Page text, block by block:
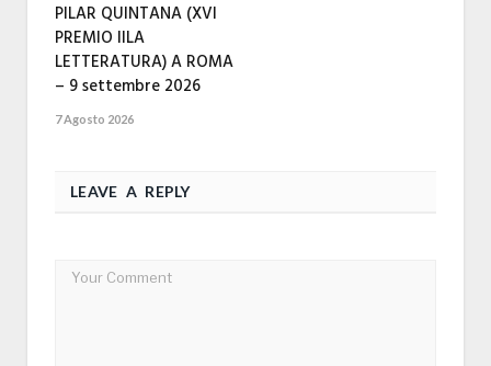
PILAR QUINTANA (XVI
PREMIO IILA
LETTERATURA) A ROMA
– 9 settembre 2026
7 Agosto 2026
LEAVE A REPLY